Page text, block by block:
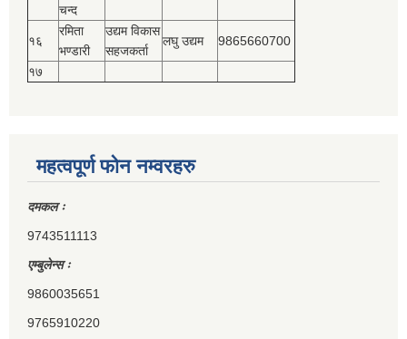
चन्द
१६
रमिता
भण्डारी
उद्यम विकास
सहजकर्ता
लघु उद्यम 9865660700
१७
महत्वपूर्ण फोन नम्वरहरु
दमकल ः
9743511113
एम्बुलेन्स ः
9860035651
9765910220